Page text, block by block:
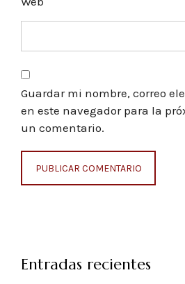
Guardar mi nombre, correo
en este navegador para la
un comentario.
Entradas recientes